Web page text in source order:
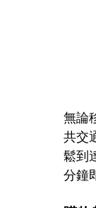
無論
共交
鬆到
分鐘